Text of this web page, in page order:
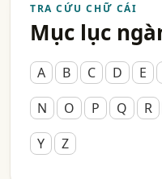
TRA CỨU CHỮ CÁI
Mục lục
A B C D E
N
O P Q R
Y
Z